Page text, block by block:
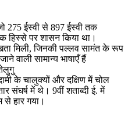
275 ईस्वी से 897 ईस्वी तक
हिस्से पर शासन किया था।
मिली, जिनकी पल्लव सामंत के रूप
वाली सामान्य भाषाएँ हैं
के चालुक्यों और दक्षिण में चोल
संघर्ष में थे। 9वीं शताब्दी ई. में
हार गया।